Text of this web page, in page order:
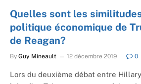
Quelles sont les
politique économique de
de Reagan?
By Guy Mineault 12 décembre 2019 0
Lors du deuxième débat entre